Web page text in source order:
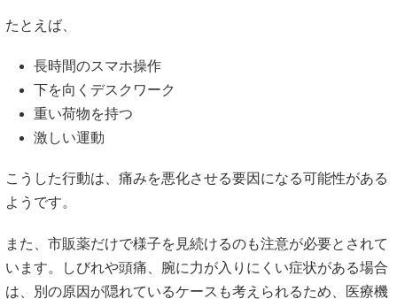
たとえば、
長時間のスマホ操作
下を向くデスクワーク
重い荷物を持つ
激しい運動
こうした行動は、痛みを悪化させる要因になる可能性がある
ようです。
また、市販薬だけで様子を見続けるのも注意が必要とされて
います。しびれや頭痛、腕に力が入りにくい症状がある場合
は、別の原因が隠れているケースも考えられるため、医療機